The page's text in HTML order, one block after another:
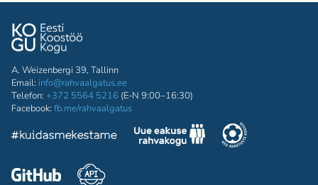
A. Weizenbergi 39, Tallinn
Email: info@rahvaalgatus.ee
Telefon: +372 5564 5216 (E-N 9:00–16:30)
Facebook: fb.me/rahvaalgatus